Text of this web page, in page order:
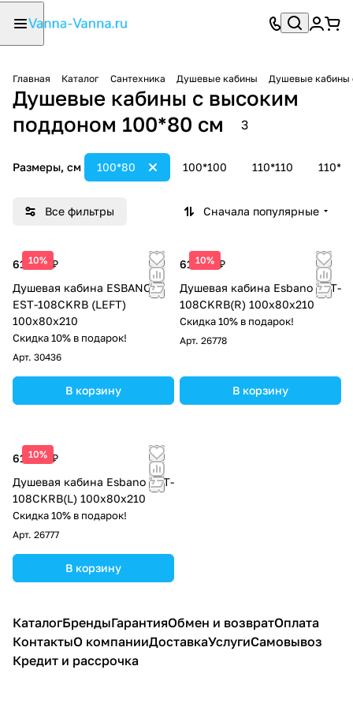
Главная Каталог Сантехника Душевые кабины Душевые кабины
Душевые кабины с высоким
поддоном 100*80 см
3
Размеры, см 100*100
100*80 110*110
Все фильтры Сначала популярные
10%
61 200 ₽
Душевая кабина ESBANO
EST-108CKRB (LEFT)
100х80х210
Скидка 10% в подарок!
Арт. 30436
В корзину
10%
61 200 ₽
Душевая кабина Esbano EST-
108CKRB(R) 100x80x210
Скидка 10% в подарок!
Арт. 26778
В корзину
10%
61 200 ₽
Душевая кабина Esbano EST-
108CKRB(L) 100x80x210
Скидка 10% в подарок!
Арт. 26777
В корзину
КаталогБрендыГарантияОбмен и возвратОплата
КонтактыО компанииДоставкаУслугиСамовывоз
Кредит и рассрочка